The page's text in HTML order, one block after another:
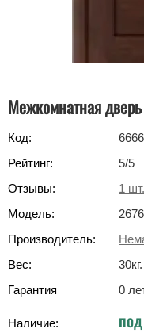
Межкомнатная
Код:
6666
Рейтинг:
5/5
Отзывы:
1 шт.
Модель:
Производитель:
Вес:
30кг.
Гарантия
0
Наличие: